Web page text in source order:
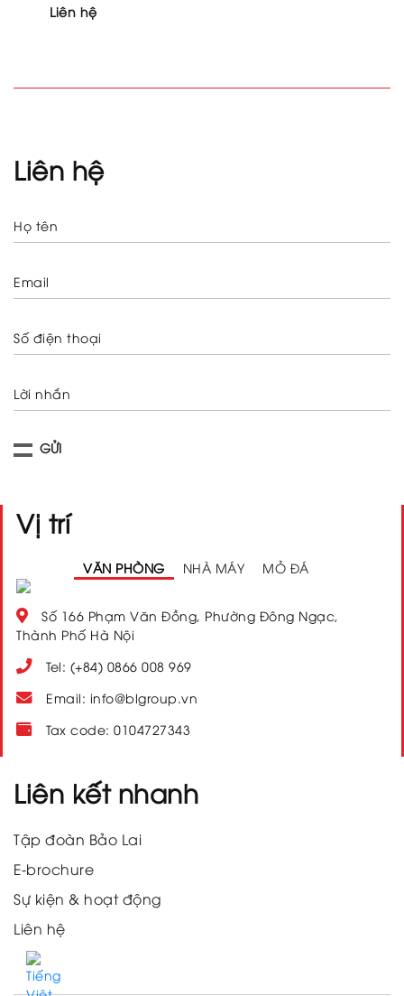
Liên hệ
Liên hệ
Họ tên
Email
Số điện thoại
Lời nhắn
Vị trí
VĂN PHÒNG NHÀ MÁY MỎ ĐÁ
Số 166 Phạm Văn Đồng, Phường Đông Ngạc,
Thành Phố Hà Nội
Tel: (+84) 0866 008 969
Email: info@blgroup.vn
Tax code: 0104727343
Liên kết nhanh
Tập đoàn Bảo Lai
E-brochure
Sự kiện & hoạt động
Liên hệ